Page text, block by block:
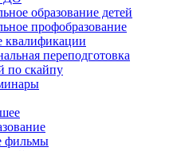
образование детей
профобразование
переподготовка
по скайпу
фильмы